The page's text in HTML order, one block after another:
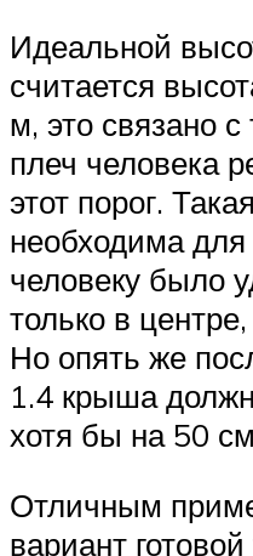
Идеальной
считается
м, это связано
плеч человека
этот порог.
необходима для
человеку было
только в
Но опять же
1.4 крыша
хотя бы на 50
Отличным
вариант